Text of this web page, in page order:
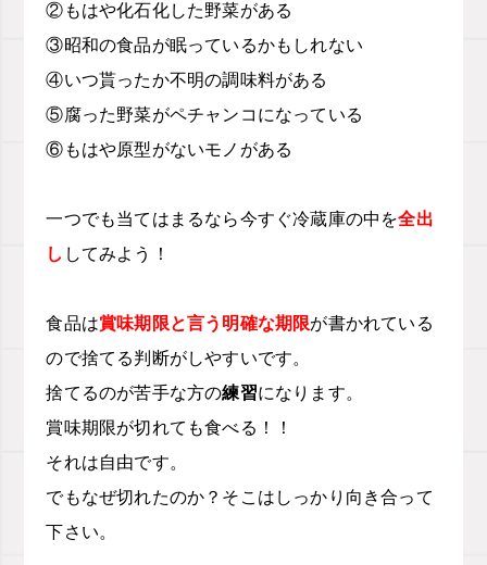
②もはや化石化した野菜がある
③昭和の食品が眠っているかもしれない
④いつ貰ったか不明の調味料がある
⑤腐った野菜がペチャンコになっている
⑥もはや原型がないモノがある
一つでも当てはまるなら今すぐ冷蔵庫の中を全出
し してみよう！
食品は賞味期限と言う明確な期限が書かれている
ので捨てる判断がしやすいです。
捨てるのが苦手な方の練習になります。
賞味期限が切れても食べる！！
それは自由です。
でもなぜ切れたのか？ そこはしっかり向き合って
下さい。